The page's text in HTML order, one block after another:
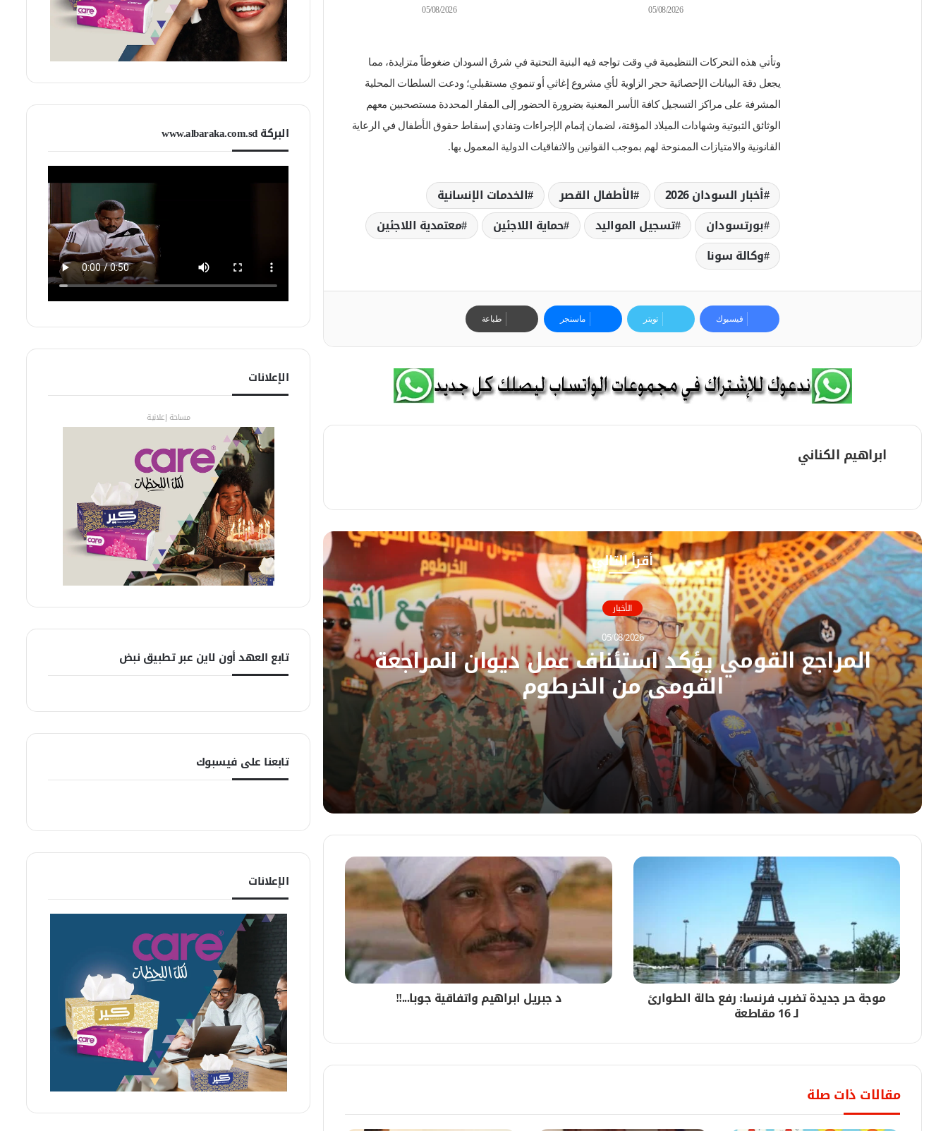
05/08/2026
05/08/2026
وتأتي هذه التحركات التنظيمية في وقت تواجه فيه البنية التحتية في شرق السودان ضغوطاً متزايدة، مما
يجعل دقة البيانات الإحصائية حجر الزاوية لأي مشروع إغاثي أو تنموي مستقبلي؛ ودعت السلطات المحلية
المشرفة على مراكز التسجيل كافة الأسر المعنية بضرورة الحضور إلى المقار المحددة مستصحبين معهم
الوثائق الثبوتية وشهادات الميلاد المؤقتة، لضمان إتمام الإجراءات وتفادي إسقاط حقوق الأطفال في الرعاية
القانونية والامتيازات الممنوحة لهم بموجب القوانين والاتفاقيات الدولية المعمول بها.
أخبار السودان 2026 الأطفال القصر
الخدمات الإنسانية
بورتسودان
تسجيل المواليد حماية اللاجئين
معتمدية اللاجئين
وكالة سونا
فيسبوك تويتر ماسنجر طباعة
ابراهيم الكناني
ق
ع
ا
ل
و
ي
ب
أقرأ التالي
الأخبار
05/08/2026
المراجع القومي يؤكد استئناف عمل ديوان المراجعة
القومي من الخرطوم
05/08/2026
المراجع القومي يؤكد استئناف عمل ديوان المراجعة القومي من الخرطوم
الحكومة تتجه لإحكام تنظيم تجارة المعابر الحدودية
05/08/2026
والي النيل الأبيض يدشن تأهيل وسفلتة قطاع الكوة – الشوال بالطريق القومي
05/08/2026
وزير الصحة الاتحادي يدشن مخيم زراعة القوقعة بالخرطوم
وزير التربية والتعليم الوطني يزف بشرى حول الشهادة السودانية
موجة حر جديدة تضرب فرنسا: رفع حالة الطوارئ
لـ 16 مقاطعة
د جبريل ابراهيم واتفاقية جوبا...!!
مقالات ذات صلة
البركة www.albaraka.com.sd
الإعلانات
مساحة إعلانية
تابع العهد أون لاين عبر تطبيق نبض
تابعنا على فيسبوك
الإعلانات